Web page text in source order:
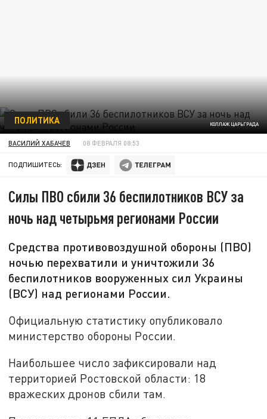
КОЛЛАЖ ЦАРЬГРАДА
ПОЛИТИКА
ВАСИЛИЙ ХАБАЧЕВ 08 ФЕВРАЛЯ 08:53
ПОДПИШИТЕСЬ:
Силы ПВО сбили 36 беспилотников ВСУ за
ночь над четырьмя регионами России
Средства противовоздушной обороны (ПВО)
ночью перехватили и уничтожили 36
беспилотников вооруженных сил Украины
(ВСУ) над регионами России.
Официальную статистику опубликовало
министерство обороны России.
Наибольшее число зафиксировали над
территорией Ростовской области: 18
вражеских дронов сбили там.